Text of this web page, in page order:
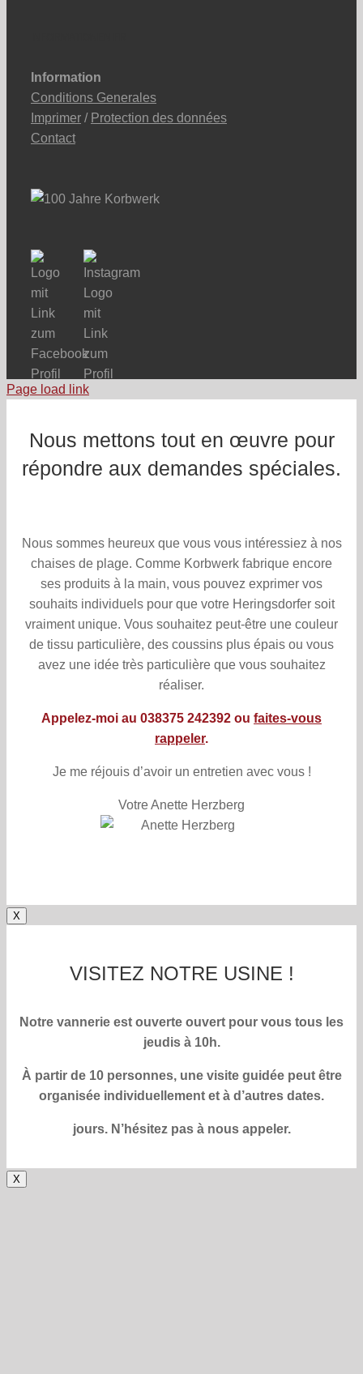
Information
Conditions Generales
Imprimer / Protection des données
Contact
Page load link
Nous mettons tout en œuvre pour
répondre aux demandes spéciales.
Nous sommes heureux que vous vous intéressiez à nos
chaises de plage. Comme Korbwerk fabrique encore
ses produits à la main, vous pouvez exprimer vos
souhaits individuels pour que votre Heringsdorfer soit
vraiment unique. Vous souhaitez peut-être une couleur
de tissu particulière, des coussins plus épais ou vous
avez une idée très particulière que vous souhaitez
réaliser.
Appelez-moi au 038375 242392 ou faites-vous
rappeler.
Je me réjouis d’avoir un entretien avec vous !
Votre Anette Herzberg
X
VISITEZ NOTRE USINE !
Notre vannerie est ouverte ouvert pour vous tous les
jeudis à 10h.
À partir de 10 personnes, une visite guidée peut être
organisée individuellement et à d’autres dates.
jours. N’hésitez pas à nous appeler.
X